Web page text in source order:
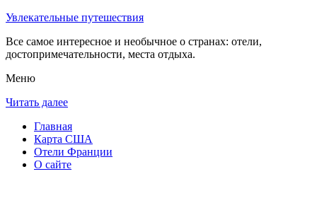
Увлекательные путешествия
Все самое интересное и необычное о странах: отели,
достопримечательности, места отдыха.
Меню
Читать далее
Главная
Карта США
Отели Франции
О сайте